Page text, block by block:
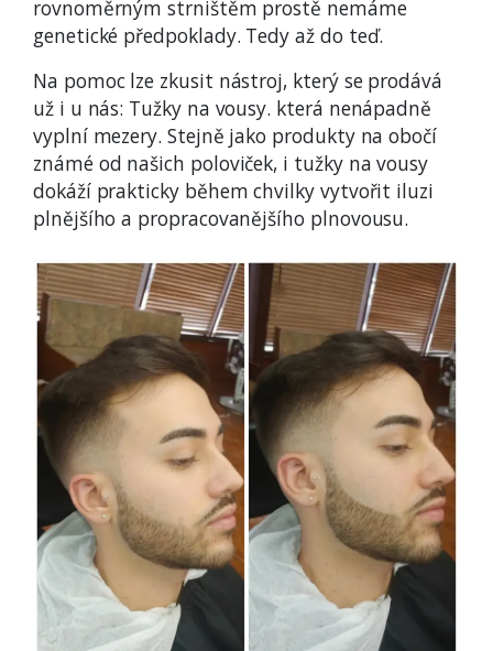
rovnoměrným strništěm prostě nemáme
genetické předpoklady. Tedy až do teď.
Na pomoc lze zkusit nástroj, který se prodává
už i u nás: Tužky na vousy. která nenápadně
vyplní mezery. Stejně jako produkty na obočí
známé od našich poloviček, i tužky na vousy
dokáží prakticky během chvilky vytvořit iluzi
plnějšího a propracovanějšího plnovousu.